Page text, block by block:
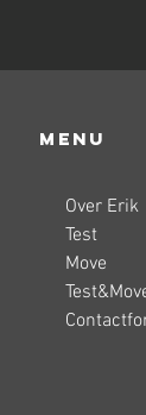
Menu
Over Erik
Test
Move
Contact